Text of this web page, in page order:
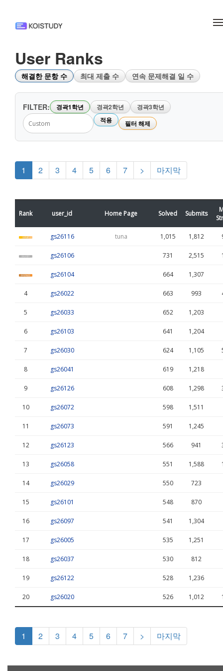
User Ranks
해결한 문항 수 최대 제출 수 연속 문제해결 일 수
FILTER: 경곽1학년 경곽2학년
경곽3학년
적용
필터 해제
1 2 3 4 5 6 7 > 마지막
Rank user_id Home Page Solved Submits
gs26116 tuna 1,015 1,812
gs26106 731 2,515
gs26104 664 1,307
4 gs26022 663 993
5 gs26033 652 1,203
6 gs26103 641 1,204
7 gs26030 624 1,105
8 gs26041 619 1,218
9 gs26126 608 1,298
10 gs26072 598 1,511
11 gs26073 591 1,245
12 gs26123 566 941
13 gs26058 551 1,588
14 gs26029 550 723
15 gs26101 548 870
16 gs26097 541 1,304
17 gs26005 535 1,251
18 gs26037 530 812
19 gs26122 528 1,236
20 gs26020 526 1,012
1 2 3 4 5 6 7 > 마지막